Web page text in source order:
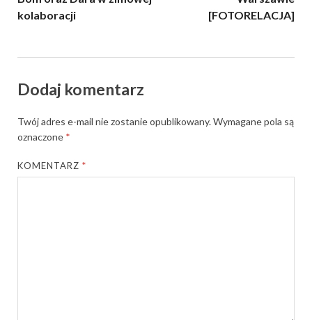
kolaboracji
[FOTORELACJA]
Dodaj komentarz
Twój adres e-mail nie zostanie opublikowany.Wymagane pola są
oznaczone *
KOMENTARZ*